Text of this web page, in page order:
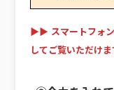
▶▶ スマートフォン
してご覧いただけま